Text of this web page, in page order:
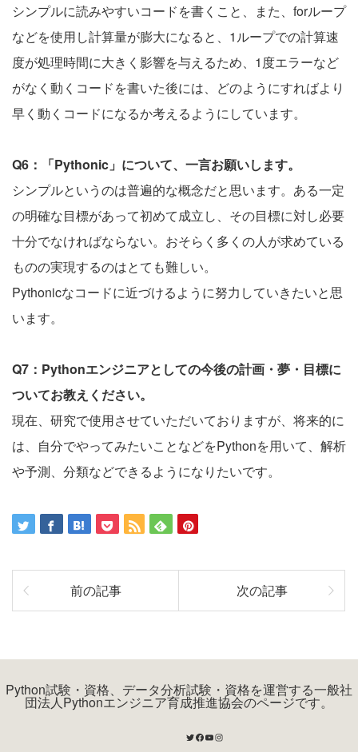
シンプルに読みやすいコードを書くこと、また、forループ
などを使用し計算量が膨大になると、1ループでの計算速
度が処理時間に大きく影響を与えるため、1度エラーなど
がなく動くコードを書いた後には、どのようにすればより
早く動くコードになるか考えるようにしています。
Q6：「Pythonic」について、一言お願いします。
シンプルというのは普遍的な概念だと思います。ある一定
の明確な目標があって初めて成立し、その目標に対し必要
十分でなければならない。おそらく多くの人が求めている
ものの実現するのはとても難しい。
Pythonicなコードに近づけるように努力していきたいと思
います。
Q7：Pythonエンジニアとしての今後の計画・夢・目標に
ついてお教えください。
現在、研究で使用させていただいておりますが、将来的に
は、自分でやってみたいことなどをPythonを用いて、解析
や予測、分類などできるようになりたいです。
前の記事 次の記事
Python試験・資格、データ分析試験・資格を運営する一般社
団法人Pythonエンジニア育成推進協会のページです。
Twitter
Facebook
YouTube
Instagram